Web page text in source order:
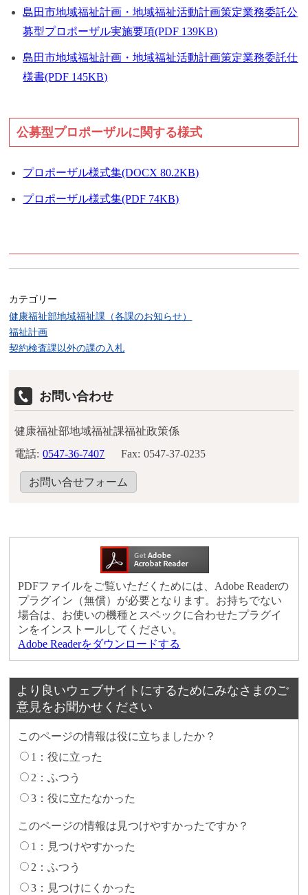
島田市地域福祉計画・地域福祉活動計画策定業務委託公
募型プロポーザル実施要項(PDF 139KB)
島田市地域福祉計画・地域福祉活動計画策定業務委託仕
様書(PDF 145KB)
公募型プロポーザルに関する様式
プロポーザル様式集(DOCX 80.2KB)
プロポーザル様式集(PDF 74KB)
カテゴリー
健康福祉部地域福祉課（各課のお知らせ）
福祉計画
契約検査課以外の課の入札
お問い合わせ
健康福祉部地域福祉課福祉政策係
電話: 0547-36-7407 Fax: 0547-37-0235
お問い合せフォーム
PDFファイルをご覧いただくためには、Adobe Readerの
プラグイン（無償）が必要となります。お持ちでない
場合は、お使いの機種とスペックに合わせたプラグイ
ンをインストールしてください。
Adobe Readerをダウンロードする
より良いウェブサイトにするためにみなさまのご
意見をお聞かせください
このページの情報は役に立ちましたか？
1：役に立った
2：ふつう
3：役に立たなかった
このページの情報は見つけやすかったですか？
1：見つけやすかった
2：ふつう
3：見つけにくかった